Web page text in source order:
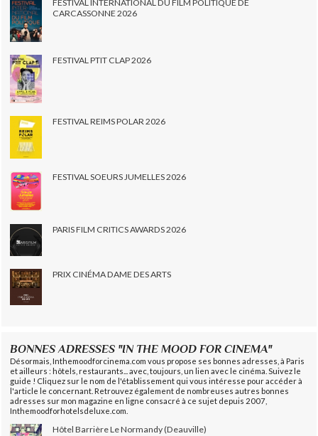
FESTIVAL INTERNATIONAL DU FILM POLITIQUE DE
CARCASSONNE 2026
FESTIVAL PTIT CLAP 2026
FESTIVAL REIMS POLAR 2026
FESTIVAL SOEURS JUMELLES 2026
PARIS FILM CRITICS AWARDS 2026
PRIX CINÉMA DAME DES ARTS
BONNES ADRESSES "IN THE MOOD FOR CINEMA"
Désormais, Inthemoodforcinema.com vous propose ses bonnes adresses, à Paris
et ailleurs : hôtels, restaurants... avec, toujours, un lien avec le cinéma. Suivez le
guide ! Cliquez sur le nom de l'établissement qui vous intéresse pour accéder à
l'article le concernant. Retrouvez également de nombreuses autres bonnes
adresses sur mon magazine en ligne consacré à ce sujet depuis 2007,
Inthemoodforhotelsdeluxe.com.
Hôtel Barrière Le Normandy (Deauville)